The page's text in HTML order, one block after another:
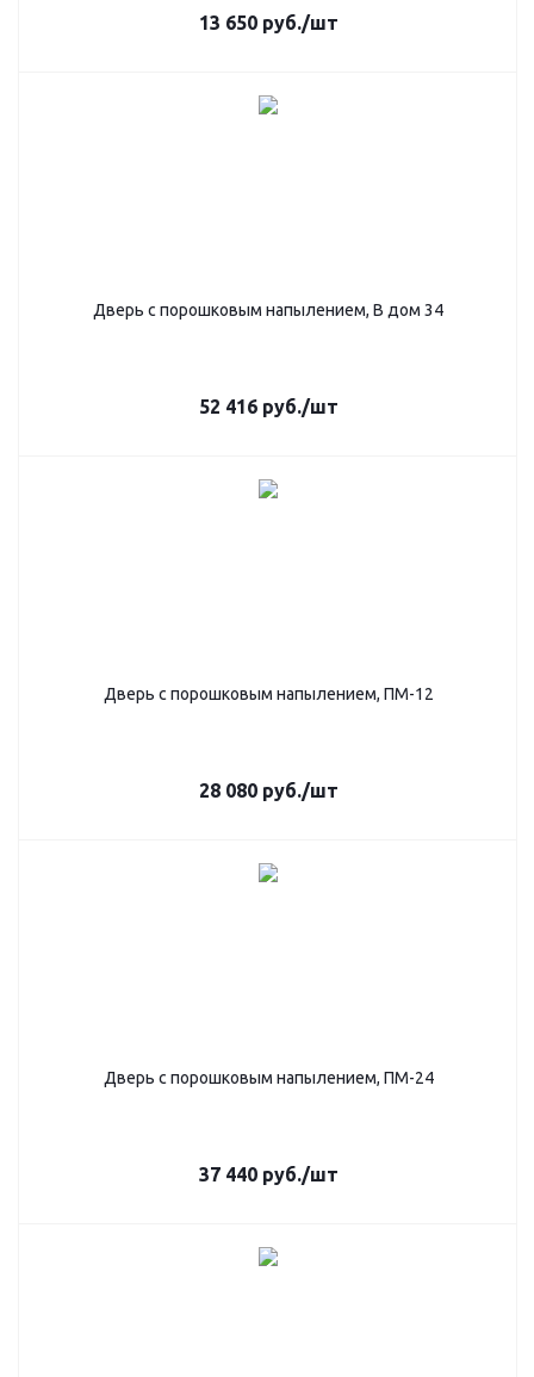
13 650руб./шт
Дверь с порошковым напылением, В дом 34
52 416руб./шт
Дверь с порошковым напылением, ПМ-12
28 080руб./шт
Дверь с порошковым напылением, ПМ-24
37 440руб./шт